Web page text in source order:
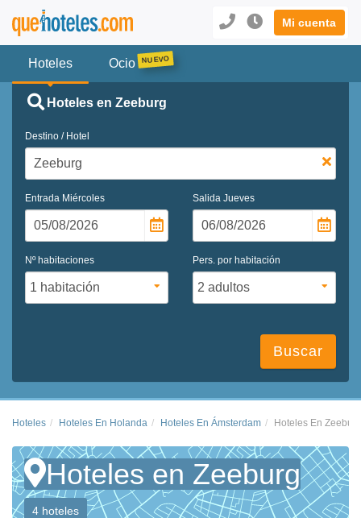
Mi cuenta
Hoteles Ocio
Hoteles en Zeeburg
Destino / Hotel
Entrada Miércoles Salida Jueves
Nº habitaciones Pers. por habitación
Buscar
Hoteles Hoteles En Holanda Hoteles En Ámsterdam Hoteles En Zeeburg
Hoteles en Zeeburg
4 hoteles